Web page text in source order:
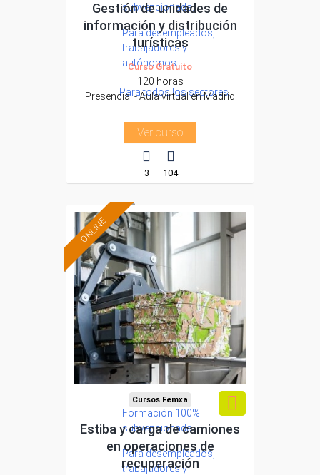
subvencionada.
Para desempleados,
trabajadores y
autónomos.
Para todos los sectores.
Gestión de unidades de
información y distribución
turísticas
Curso Gratuito
120 horas
Presencial - Aula virtual en Madrid
Ver curso
3 104
ONLINE
Formación 100%
subvencionada.
Para desempleados,
trabajadores y
Cursos Femxa
Estiba y carga de camiones
en operaciones de
recuperación